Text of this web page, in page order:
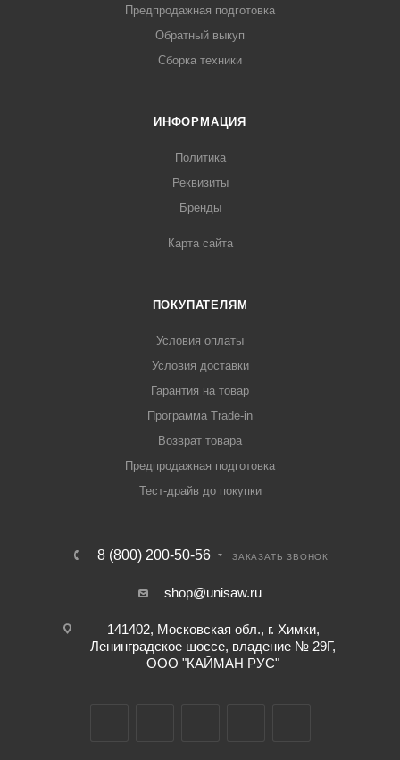
Предпродажная подготовка
Обратный выкуп
Сборка техники
ИНФОРМАЦИЯ
Политика
Реквизиты
Бренды
Карта сайта
ПОКУПАТЕЛЯМ
Условия оплаты
Условия доставки
Гарантия на товар
Программа Trade-in
Возврат товара
Предпродажная подготовка
Тест-драйв до покупки
8 (800) 200-50-56 ЗАКАЗАТЬ ЗВОНОК
shop@unisaw.ru
141402, Московская обл., г. Химки,
Ленинградское шоссе, владение № 29Г,
ООО "КАЙМАН РУС"